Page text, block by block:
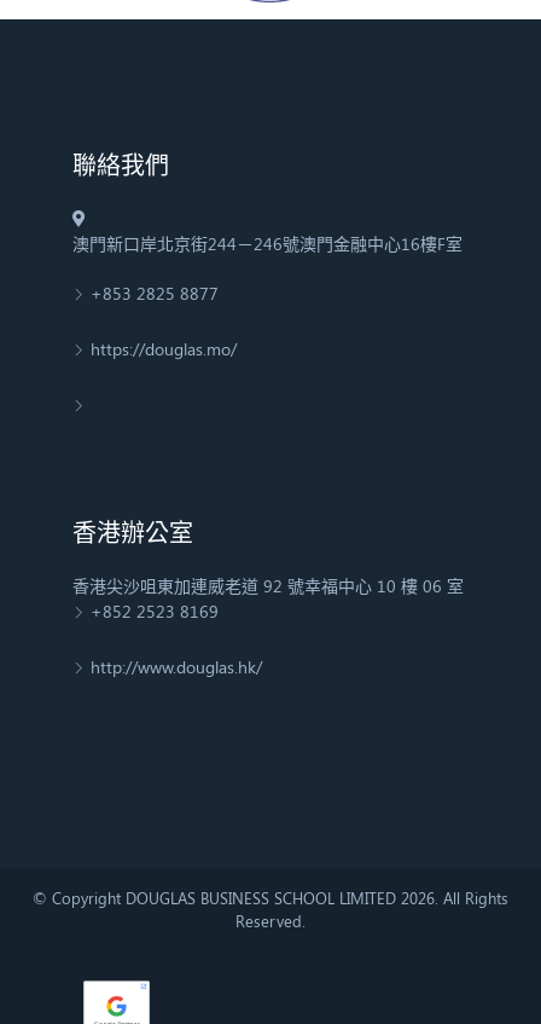
​聯絡我們
澳門新口岸北京街244－246號澳門金融中心16樓F室
+853 2825 8877
https://douglas.mo/
香港辦公室
香港尖沙咀東加連威老道 92 號幸福中心 10 樓 06 室
+852 2523 8169
http://www.douglas.hk/
© Copyright DOUGLAS BUSINESS SCHOOL LIMITED 2026. All Rights
Reserved.